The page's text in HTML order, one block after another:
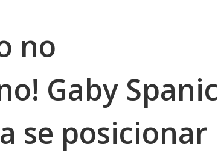
no
Gaby Spanic
se posicionar